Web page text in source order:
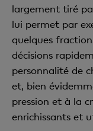
largement tiré
lui permet par
quelques
décisions
personnalité de
et, bien
pression et à la
enrichissants et